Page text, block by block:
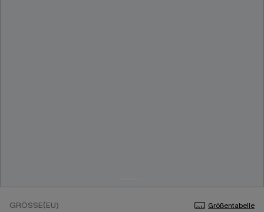
GRÖSSE(EU) Größentabelle